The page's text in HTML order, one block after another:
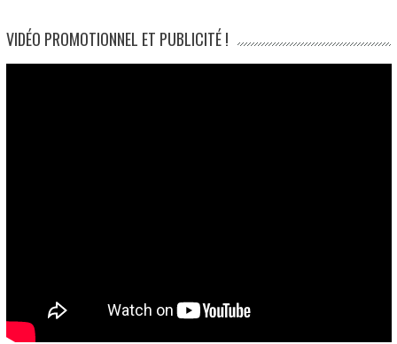
VIDÉO PROMOTIONNEL ET PUBLICITÉ !